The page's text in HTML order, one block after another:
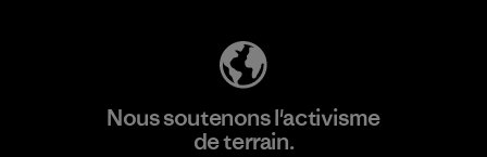
Nous soutenons l'activisme
de terrain.